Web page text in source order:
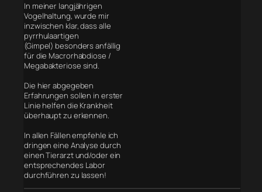
In meiner langjährigen
Vogelhaltung, wurde mir
inzwischen klar, dass alle
pyrrhulaartigen
(Gimpel) besonders anfällig
für die Macrorhabdiose /
Megabakteriose sind.
Die hier abgegeben
Erfahrungen sollen in erster
Linie helfen die Krankheit
überhaupt zu erkennen.
In allen Fällen empfehle ich
dringen eine Analyse durch
einen Tierarzt und/oder ein
entsprechendes Labor
durchführen zu lassen!